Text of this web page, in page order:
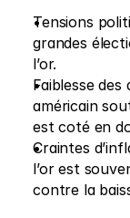
Tensions
grandes
l’or.
Faiblesse des
américain
est coté en
Craintes
l’or est
contre la